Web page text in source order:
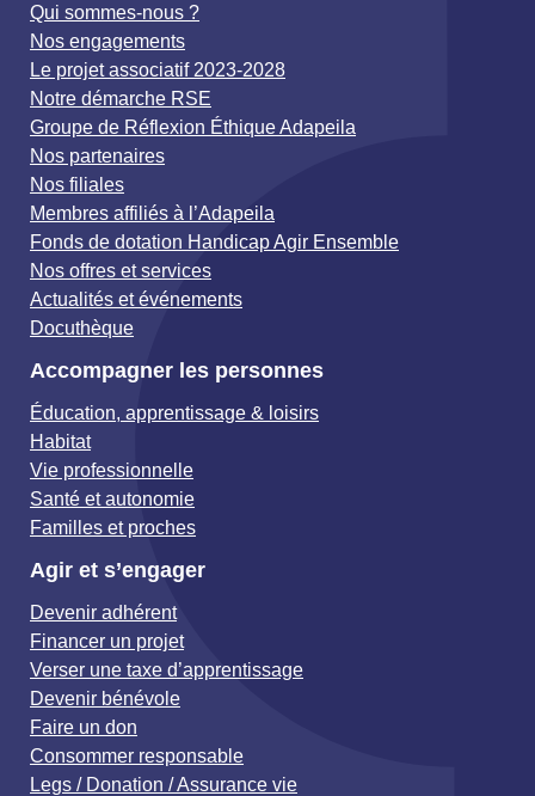
Qui sommes-nous ?
Nos engagements
Le projet associatif 2023-2028
Notre démarche RSE
Groupe de Réflexion Éthique Adapeila
Nos partenaires
Nos filiales
Membres affiliés à l’Adapeila
Fonds de dotation Handicap Agir Ensemble
Nos offres et services
Actualités et événements
Docuthèque
Accompagner les personnes
Éducation, apprentissage & loisirs
Habitat
Vie professionnelle
Santé et autonomie
Familles et proches
Agir et s’engager
Devenir adhérent
Financer un projet
Verser une taxe d’apprentissage
Devenir bénévole
Faire un don
Consommer responsable
Legs / Donation / Assurance vie